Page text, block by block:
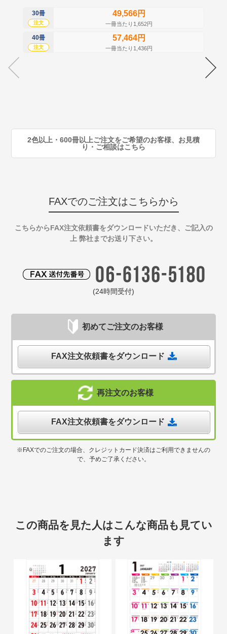
30冊
注文
49,566円
一冊当たり1,652円
40冊
注文
57,464円
一冊当たり1,436円
2色以上・600冊以上ご注文をご希望のお客様、お見積
り・ご相談はこちら
FAXでのご注文はこちらから
こちらからFAX注文依頼書をダウンロードいただき、ご記入の
上 弊社までお送り下さい。
(24時間受付)
初めてご注文のお客様
FAX注文依頼書をダウンロード
再注文のお客様
FAX注文依頼書をダウンロード
※FAXでのご注文の場合、クレジットカード決済はご利用できませんの
で、予めご了承ください。
この商品を見た人はこんな商品も見てい
ます